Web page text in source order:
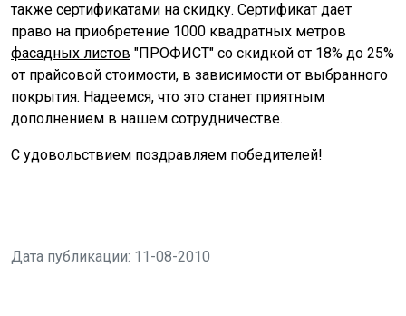
также сертификатами на скидку. Сертификат дает
право на приобретение 1000 квадратных метров
фасадных листов "ПРОФИСТ" со скидкой от 18% до 25%
от прайсовой стоимости, в зависимости от выбранного
покрытия. Надеемся, что это станет приятным
дополнением в нашем сотрудничестве.
С удовольствием поздравляем победителей!
Дата публикации: 11-08-2010